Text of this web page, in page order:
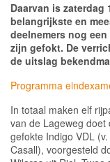
Daarvan is
belangrijkste en
deelnemers nog
zijn gefokt. De
de uitslag
Programma
In totaal maken elf
van de Lageweg doet
gefokte Indigo VDL
Casall), voorgesteld